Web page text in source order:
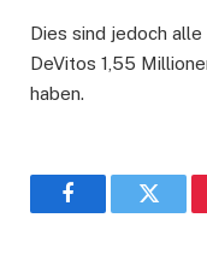
Dies sind jedoch
DeVitos 1,55
haben.
Facebook